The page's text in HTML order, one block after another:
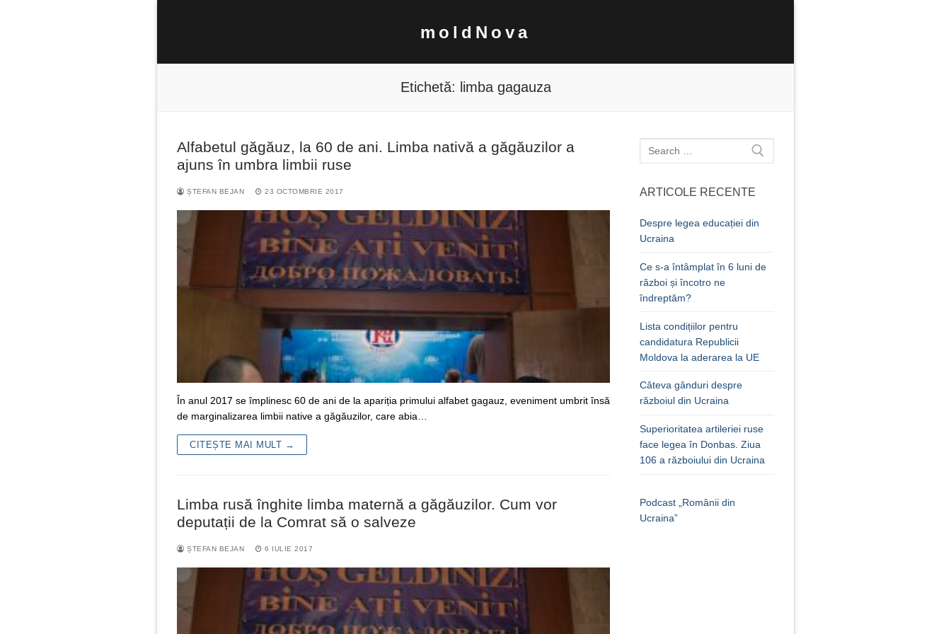
moldNova
Caută
după:
Etichetă: limba gagauza
Alfabetul găgăuz, la 60 de ani. Limba nativă a găgăuzilor a
ajuns în umbra limbii ruse
ȘTEFAN BEJAN 23 OCTOMBRIE 2017
În anul 2017 se împlinesc 60 de ani de la apariția primului alfabet gagauz, eveniment umbrit însă
de marginalizarea limbii native a găgăuzilor, care abia…
CITEȘTE MAI MULT →
Limba rusă înghite limba maternă a găgăuzilor. Cum vor
deputații de la Comrat să o salveze
ȘTEFAN BEJAN 6 IULIE 2017
Caută
după:
ARTICOLE RECENTE
Despre legea educației din
Ucraina
Ce s-a întâmplat în 6 luni de
război și încotro ne
îndreptăm?
Lista condițiilor pentru
candidatura Republicii
Moldova la aderarea la UE
Câteva gânduri despre
războiul din Ucraina
Superioritatea artileriei ruse
face legea în Donbas. Ziua
106 a războiului din Ucraina
Podcast „Românii din
Ucraina”